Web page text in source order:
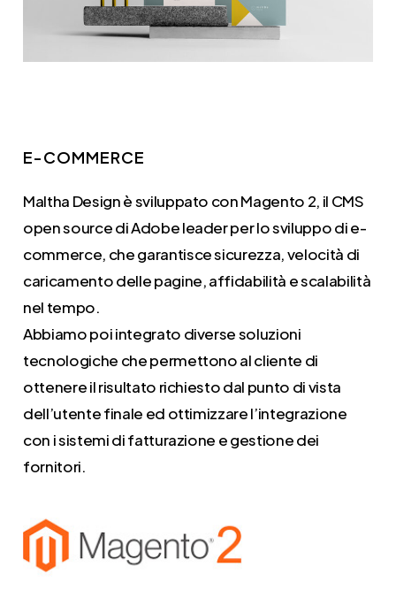
E-COMMERCE
Maltha Design è sviluppato con Magento 2, il CMS
open source di Adobe leader per lo sviluppo di e-
commerce, che garantisce sicurezza, velocità di
caricamento delle pagine, affidabilità e scalabilità
nel tempo.
Abbiamo poi integrato diverse soluzioni
tecnologiche che permettono al cliente di
ottenere il risultato richiesto dal punto di vista
dell’utente finale ed ottimizzare l’integrazione
con i sistemi di fatturazione e gestione dei
fornitori.